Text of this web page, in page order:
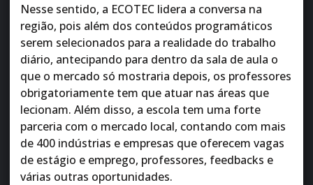
Nesse sentido, a ECOTEC lidera a conversa na
região, pois além dos conteúdos programáticos
serem selecionados para a realidade do trabalho
diário, antecipando para dentro da sala de aula o
que o mercado só mostraria depois, os professores
obrigatoriamente tem que atuar nas áreas que
lecionam. Além disso, a escola tem uma forte
parceria com o mercado local, contando com mais
de 400 indústrias e empresas que oferecem vagas
de estágio e emprego, professores, feedbacks e
várias outras oportunidades.